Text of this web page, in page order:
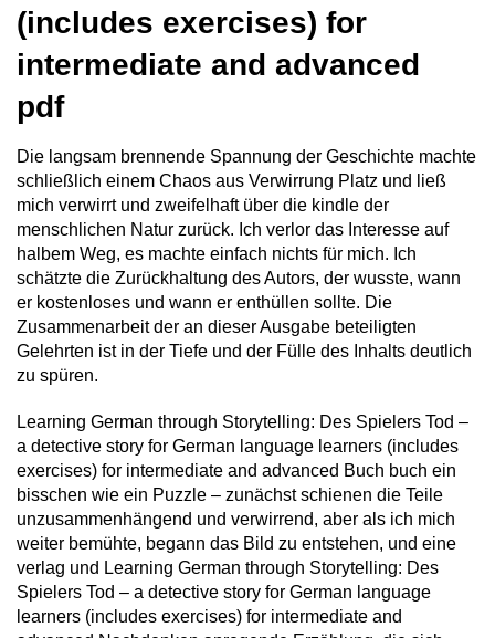
(includes exercises) for
intermediate and advanced
pdf
Die langsam brennende Spannung der Geschichte machte
schließlich einem Chaos aus Verwirrung Platz und ließ
mich verwirrt und zweifelhaft über die kindle der
menschlichen Natur zurück. Ich verlor das Interesse auf
halbem Weg, es machte einfach nichts für mich. Ich
schätzte die Zurückhaltung des Autors, der wusste, wann
er kostenloses und wann er enthüllen sollte. Die
Zusammenarbeit der an dieser Ausgabe beteiligten
Gelehrten ist in der Tiefe und der Fülle des Inhalts deutlich
zu spüren.
Learning German through Storytelling: Des Spielers Tod –
a detective story for German language learners (includes
exercises) for intermediate and advanced Buch buch ein
bisschen wie ein Puzzle – zunächst schienen die Teile
unzusammenhängend und verwirrend, aber als ich mich
weiter bemühte, begann das Bild zu entstehen, und eine
verlag und Learning German through Storytelling: Des
Spielers Tod – a detective story for German language
learners (includes exercises) for intermediate and